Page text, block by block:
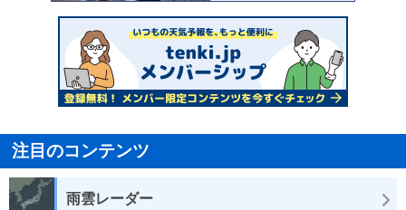
注目のコンテンツ
雨雲レーダー